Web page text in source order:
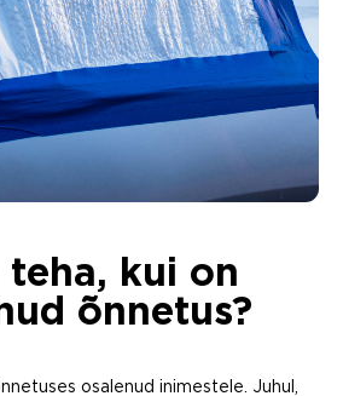
teha, kui on
õnnetus?
osalenud inimestele. Juhul,